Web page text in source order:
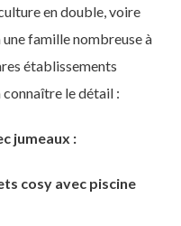
en double, voire
famille nombreuse à
établissements
connaître le détail :
jumeaux :
cosy avec piscine